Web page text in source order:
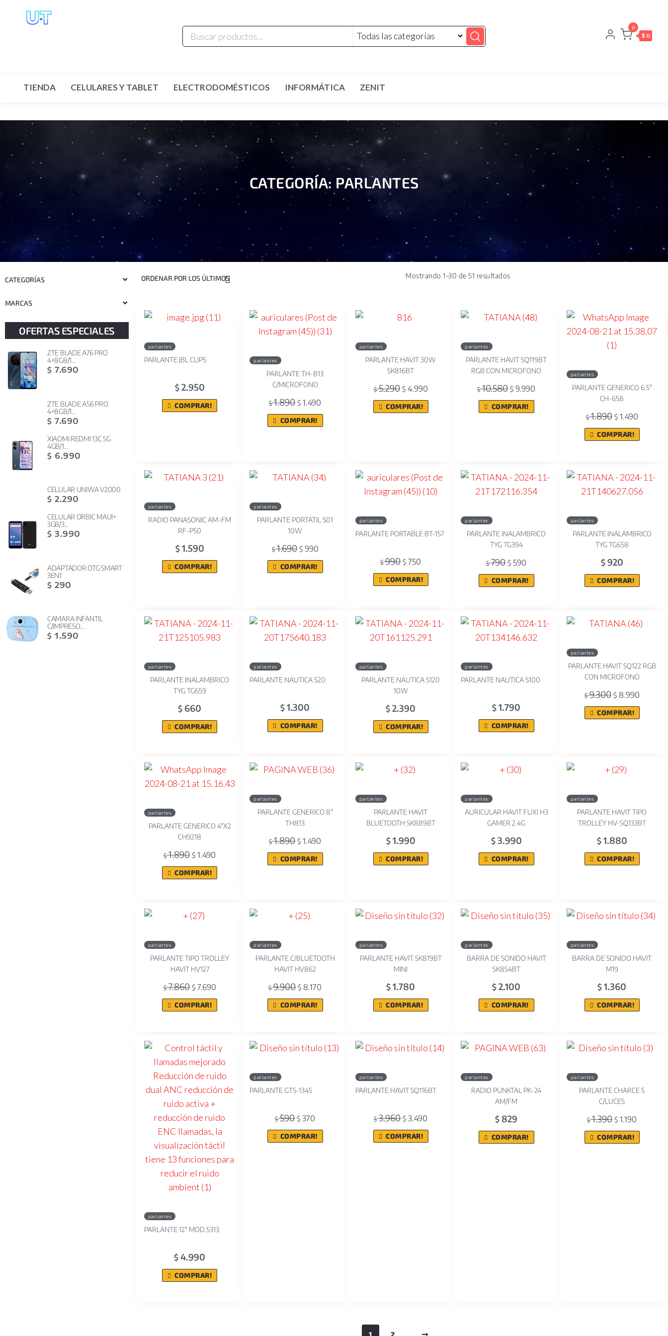
0
$ 0
TIENDA CELULARES Y TABLET ELECTRODOMÉSTICOS INFORMÁTICA ZENIT
CATEGORÍA: PARLANTES
CATEGORÍAS
MARCAS
OFERTAS ESPECIALES
ZTE BLADE A76 PRO
4+8GB/1...
$ 7.690
ZTE BLADE A56 PRO
4+8GB/1...
$ 7.690
XIAOMI REDMI 13C 5G
4GB/1...
$ 6.990
CELULAR UNIWA V2000
$ 2.290
CELULAR ORBIC MAUI+
3GB/3...
$ 3.990
ADAPTADOR OTG SMART
3EN1
$ 290
CAMARA INFANTIL
C/IMPRESO...
$ 1.590
Mostrando 1–30 de 51 resultados
parlantes
PARLANTE JBL CLIP5
$2.950
COMPRAR!
parlantes
PARLANTE TH-813
C/MICROFONO
$1.890 $ 1.490
COMPRAR!
parlantes
PARLANTE HAVIT 30W
SK816BT
$5.290 $4.990
COMPRAR!
parlantes
PARLANTE HAVIT SQ119BT
RGB CON MICROFONO
$10.580 $ 9.990
COMPRAR!
parlantes
PARLANTE GENERICO 6.5"
CH-658
$1.890 $1.490
COMPRAR!
parlantes
RADIO PANASONIC AM-FM
RF-P50
$1.590
COMPRAR!
parlantes
PARLANTE PORTATIL S01
10W
$1.690 $990
COMPRAR!
parlantes
PARLANTE PORTABLE BT-157
$990 $ 750
COMPRAR!
parlantes
PARLANTE INALAMBRICO
TYG TG394
$790 $ 590
COMPRAR!
parlantes
PARLANTE INALAMBRICO
TYG TG658
$920
COMPRAR!
parlantes
PARLANTE INALAMBRICO
TYG TG659
$ 660
COMPRAR!
parlantes
PARLANTE NAUTICA S20
$ 1.300
COMPRAR!
parlantes
PARLANTE NAUTICA S120
10W
$ 2.390
COMPRAR!
parlantes
PARLANTE NAUTICA S100
$ 1.790
COMPRAR!
parlantes
PARLANTE HAVIT SQ122 RGB
CON MICROFONO
$9.300 $8.990
COMPRAR!
parlantes
PARLANTE GENERICO 4"X2
CH9218
$1.890 $ 1.490
COMPRAR!
parlantes
PARLANTE GENERICO 8"
TH813
$1.890 $ 1.490
COMPRAR!
parlantes
PARLANTE HAVIT
BLUETOOTH SK889BT
$1.990
COMPRAR!
parlantes
AURICULAR HAVIT FUXI H3
GAMER 2.4G
$3.990
COMPRAR!
parlantes
PARLANTE HAVIT TIPO
TROLLEY HV-SQ133BT
$1.880
COMPRAR!
parlantes
PARLANTE TIPO TROLLEY
HAVIT HV127
$7.860 $7.690
COMPRAR!
parlantes
PARLANTE C/BLUETOOTH
HAVIT HV862
$9.900 $ 8.170
COMPRAR!
parlantes
PARLANTE HAVIT SK819BT
MINI
$ 1.780
COMPRAR!
parlantes
BARRA DE SONIDO HAVIT
SK854BT
$ 2.100
COMPRAR!
parlantes
BARRA DE SONIDO HAVIT
M19
$ 1.360
COMPRAR!
parlantes
PARLANTE 12" MOD.5313
$ 4.990
COMPRAR!
parlantes
PARLANTE GTS-1345
$590 $ 370
COMPRAR!
parlantes
PARLANTE HAVIT SQ116BT
$3.960 $ 3.490
COMPRAR!
parlantes
RADIO PUNKTAL PK-24
AM/FM
$ 829
COMPRAR!
parlantes
PARLANTE CHARCE 5
C/LUCES
$1.390 $ 1.190
COMPRAR!
1 2